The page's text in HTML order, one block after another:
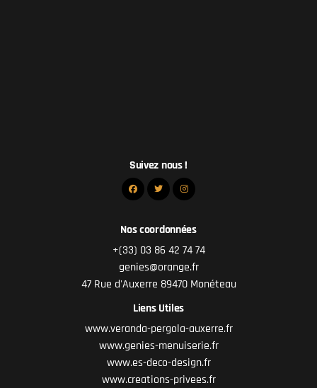
Suivez nous !
Nos coordonnées
+(33) 03 86 42 74 74
genies@orange.fr
47 Rue d'Auxerre 89470 Monéteau
Liens Utiles
www.veranda-pergola-auxerre.fr
www.genies-menuiserie.fr
www.es-deco-design.fr
www.creations-privees.fr